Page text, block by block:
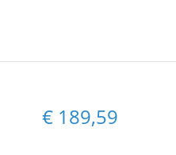
€ 189,59